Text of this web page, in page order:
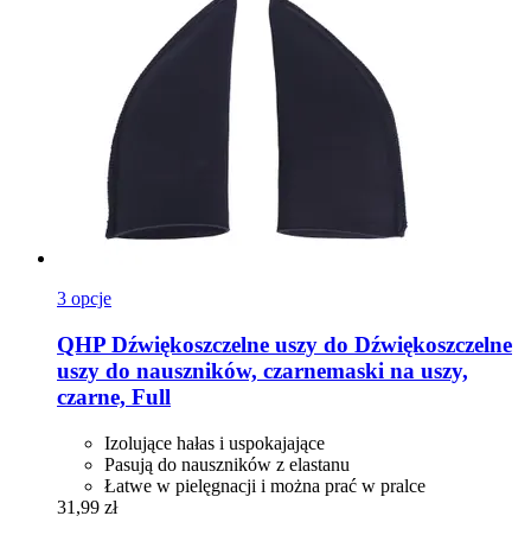
3 opcje
QHP Dźwiękoszczelne uszy do Dźwiękoszczelne
uszy do nauszników, czarnemaski na uszy,
czarne, Full
Izolujące hałas i uspokajające
Pasują do nauszników z elastanu
Łatwe w pielęgnacji i można prać w pralce
31,99 zł